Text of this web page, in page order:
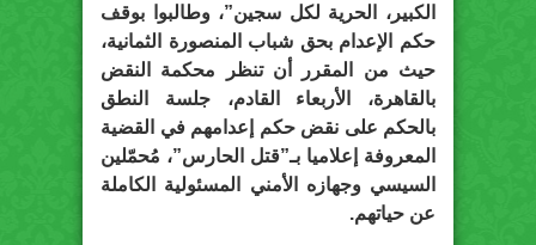
الكبير، الحرية لكل سجين”، وطالبوا بوقف
حكم الإعدام بحق شباب المنصورة الثمانية،
حيث من المقرر أن تنظر محكمة النقض
بالقاهرة، الأربعاء القادم، جلسة النطق
بالحكم على نقض حكم إعدامهم في القضية
المعروفة إعلاميا بـ”قتل الحارس”، مُحمّلين
السيسي وجهازه الأمني المسئولية الكاملة
عن حياتهم.